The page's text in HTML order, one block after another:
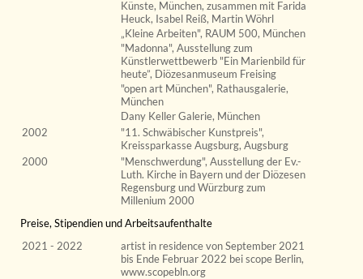
Künste, München, zusammen mit Farida
Heuck, Isabel Reiß, Martin Wöhrl
„Kleine Arbeiten", RAUM 500, München
"Madonna", Ausstellung zum
Künstlerwettbewerb "Ein Marienbild für
heute”, Diözesanmuseum Freising
"open art München", Rathausgalerie,
München
Dany Keller Galerie, München
2002
"11. Schwäbischer Kunstpreis",
Kreissparkasse Augsburg, Augsburg
2000
"Menschwerdung", Ausstellung der Ev.-
Luth. Kirche in Bayern und der Diözesen
Regensburg und Würzburg zum
Millenium 2000
Preise, Stipendien und Arbeitsaufenthalte
2021 - 2022
artist in residence von September 2021
bis Ende Februar 2022 bei scope Berlin,
www.scopebln.org